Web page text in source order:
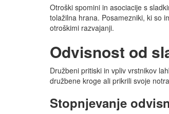
Otroški spomini in asociacije s
tolažilna hrana. Posamezniki, ki so
otroškimi razvajanji.
Odvisnost od
Družbeni pritiski in vpliv vrstnikov
družbene kroge ali prikrili svoje
Stopnjevanje